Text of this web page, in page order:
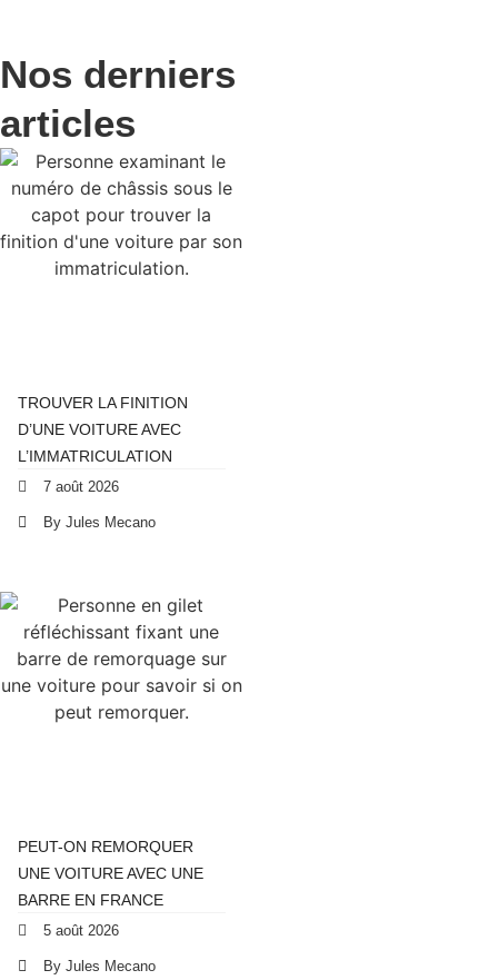
Nos derniers
articles
TROUVER LA FINITION
D’UNE VOITURE AVEC
L’IMMATRICULATION
7 août 2026
By Jules Mecano
PEUT-ON REMORQUER
UNE VOITURE AVEC UNE
BARRE EN FRANCE
5 août 2026
By Jules Mecano